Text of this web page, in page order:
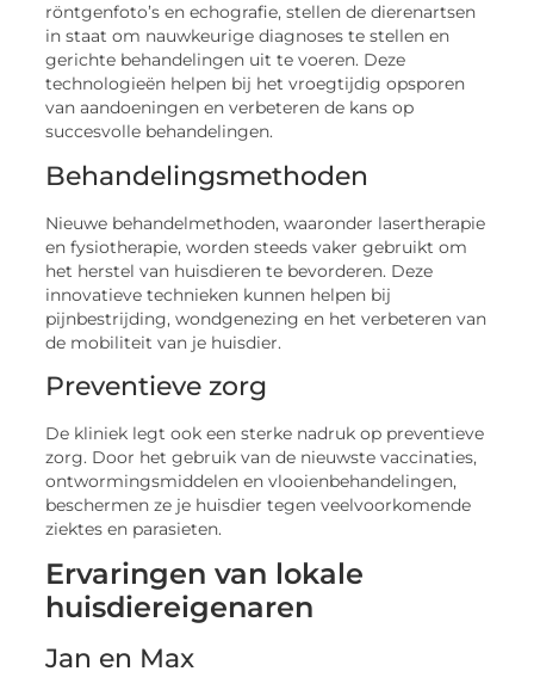
röntgenfoto’s en echografie, stellen de dierenartsen
in staat om nauwkeurige diagnoses te stellen en
gerichte behandelingen uit te voeren. Deze
technologieën helpen bij het vroegtijdig opsporen
van aandoeningen en verbeteren de kans op
succesvolle behandelingen.
Behandelingsmethoden
Nieuwe behandelmethoden, waaronder lasertherapie
en fysiotherapie, worden steeds vaker gebruikt om
het herstel van huisdieren te bevorderen. Deze
innovatieve technieken kunnen helpen bij
pijnbestrijding, wondgenezing en het verbeteren van
de mobiliteit van je huisdier.
Preventieve zorg
De kliniek legt ook een sterke nadruk op preventieve
zorg. Door het gebruik van de nieuwste vaccinaties,
ontwormingsmiddelen en vlooienbehandelingen,
beschermen ze je huisdier tegen veelvoorkomende
ziektes en parasieten.
Ervaringen van lokale
huisdiereigenaren
Jan en Max